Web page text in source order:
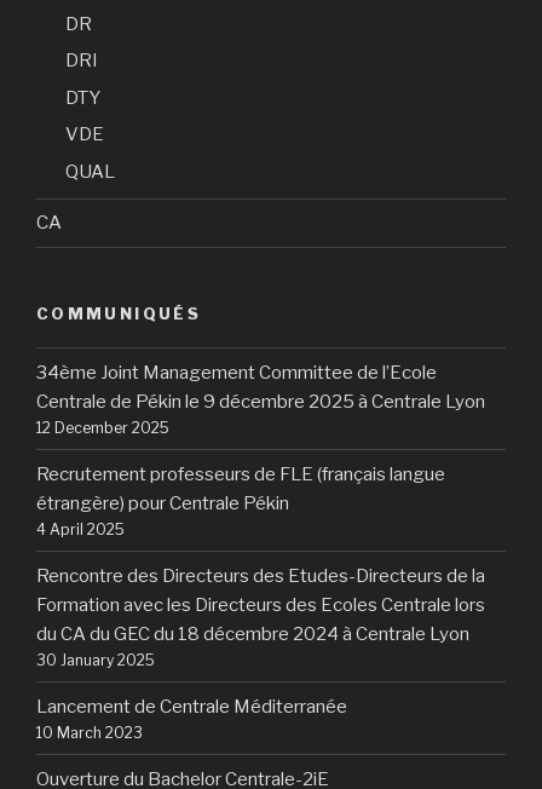
DR
DRI
DTY
VDE
QUAL
CA
COMMUNIQUÉS
34ème Joint Management Committee de l’Ecole
Centrale de Pékin le 9 décembre 2025 à Centrale Lyon
12 December 2025
Recrutement professeurs de FLE (français langue
étrangère) pour Centrale Pékin
4 April 2025
Rencontre des Directeurs des Etudes-Directeurs de la
Formation avec les Directeurs des Ecoles Centrale lors
du CA du GEC du 18 décembre 2024 à Centrale Lyon
30 January 2025
Lancement de Centrale Méditerranée
10 March 2023
Ouverture du Bachelor Centrale-2iE